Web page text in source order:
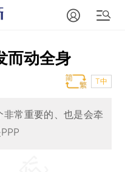
而动全身
T中
常重要的、也是会牵